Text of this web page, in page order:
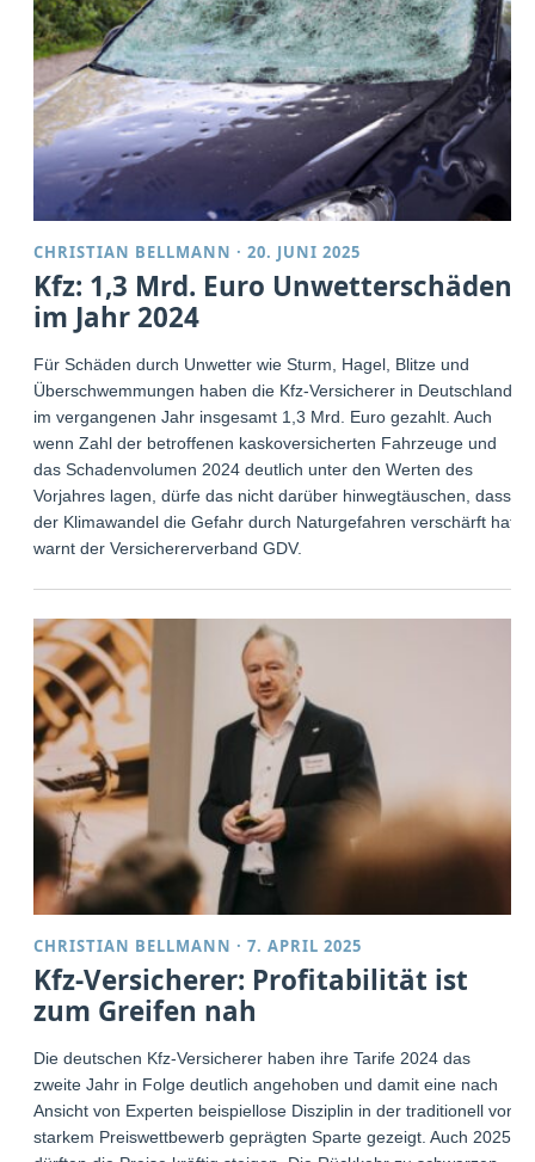
CHRISTIAN BELLMANN ·20. JUNI 2025
Kfz: 1,3 Mrd. Euro Unwetterschäden
im Jahr 2024
Für Schäden durch Unwetter wie Sturm, Hagel, Blitze und
Überschwemmungen haben die Kfz-Versicherer in Deutschland
im vergangenen Jahr insgesamt 1,3 Mrd. Euro gezahlt. Auch
wenn Zahl der betroffenen kaskoversicherten Fahrzeuge und
das Schadenvolumen 2024 deutlich unter den Werten des
Vorjahres lagen, dürfe das nicht darüber hinwegtäuschen, dass
der Klimawandel die Gefahr durch Naturgefahren verschärft hat,
warnt der Versichererverband GDV.
CHRISTIAN BELLMANN ·7. APRIL 2025
Kfz-Versicherer: Profitabilität ist
zum Greifen nah
Die deutschen Kfz-Versicherer haben ihre Tarife 2024 das
zweite Jahr in Folge deutlich angehoben und damit eine nach
Ansicht von Experten beispiellose Disziplin in der traditionell von
starkem Preiswettbewerb geprägten Sparte gezeigt. Auch 2025